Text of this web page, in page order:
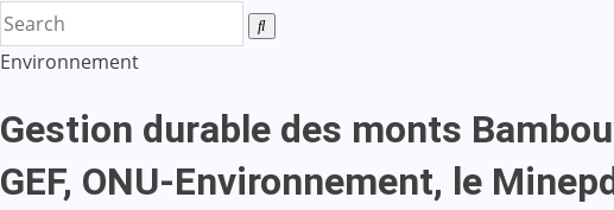
Environnement
Gestion durable des monts
GEF, ONU-Environnement, le